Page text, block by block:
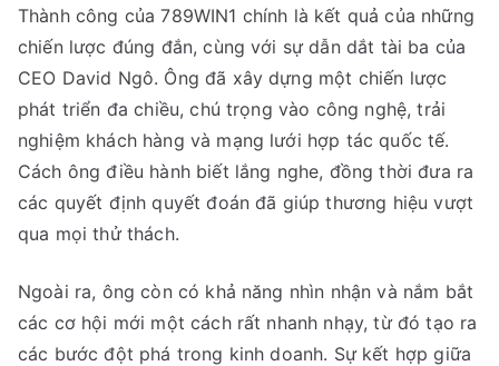
Thành công của 789WIN1 chính là kết quả của những
chiến lược đúng đắn, cùng với sự dẫn dắt tài ba của
CEO David Ngô. Ông đã xây dựng một chiến lược
phát triển đa chiều, chú trọng vào công nghệ, trải
nghiệm khách hàng và mạng lưới hợp tác quốc tế.
Cách ông điều hành biết lắng nghe, đồng thời đưa ra
các quyết định quyết đoán đã giúp thương hiệu vượt
qua mọi thử thách.
Ngoài ra, ông còn có khả năng nhìn nhận và nắm bắt
các cơ hội mới một cách rất nhanh nhạy, từ đó tạo ra
các bước đột phá trong kinh doanh. Sự kết hợp giữa